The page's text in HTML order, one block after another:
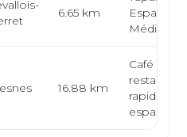
6.65 km
16.88 km
Café bar,
rapide,